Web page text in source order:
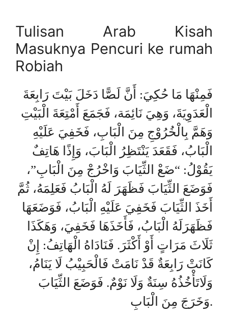
Tulisan Arab Kisah
Masuknya Pencuri ke rumah
Robiah
فَمِنْهَا مَا حُكِيَ: أَنَّ لَصًّا دَخَلَ بَيْتَ رَابِعَةَ
الْعَدَوِيَةَ، وَهِيَ نَائِمَة، فَجَمَعَ أَمْتِعَةَ الْبَيْتِ
وَهَمَّ بِالْخُرُوْجِ مِنَ الْبَابِ، فَخَفِيَ عَلَيْهِ
الْبَابُ، فَقَعَدَ يَنْتَظِرُ الْبَابَ، وَإِذًا هَاتِفٌ
يَقُوْلُ: “ضَعْ الثِّيَابَ وَاخْرُجْ مِنَ الْبَابِ”،
فَوَضَعَ الثِّيَابَ فَظَهَرَ لَهُ الْبَابُ فَعَلِمَهُ، ثُمَّ
أَخَذَ الثِّيَابَ فَخَفِيَ عَلَيْهِ الْبَابُ، فَوَضَعَهَا
فَظَهَرَلَهُ الْبَابُ، فَأَخَذَهَا فَخَفِيَ، وَهَكَذَا
ثَلَاثَ مَرَاتٍ أَوْ أَكْثَرَ. فَنَادَاهُ الْهَاتِفُ: إِنْ
كَانَتْ رَابِعَةٌ قَدْ نَامَتْ فَالْحَبِيْبُ لَا يَنَامُ،
وَلَاتَأْخُذُهُ سِنَةٌ وَلَا نَوْمٌ. فَوَضَعَ الثِّيَابَ
وَخَرَجَ مِنَ الْبَابِ.